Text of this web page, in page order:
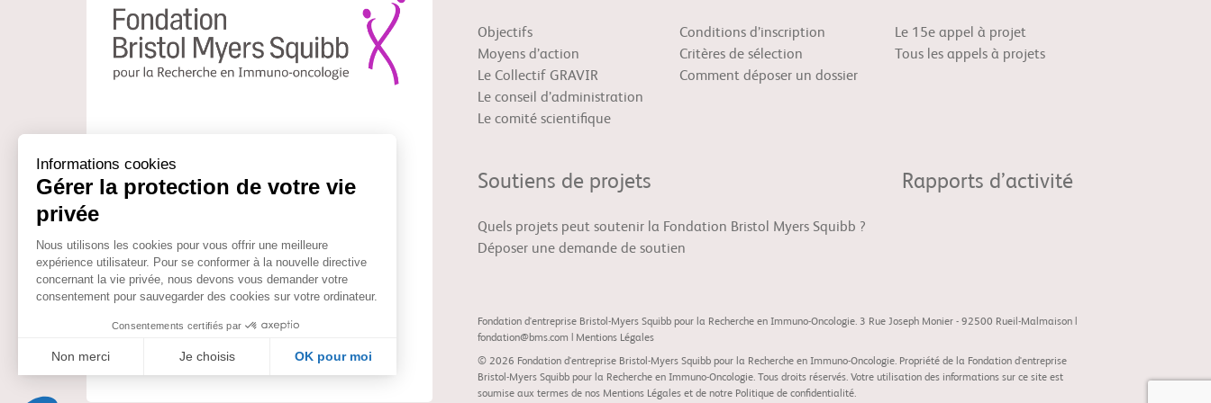
Myers Squibb pour la Recherche en immuno-
oncologie est de soutenir et faciliter le travail
l’immuno-oncologie.
Objectifs
Moyens d’action
Le Collectif GRAVIR
Le conseil d’administration
Le comité scientifique
Conditions d’inscription
Critères de sélection
Comment déposer un dossier
Le 15e appel à projet
Tous les appels à projets
Soutiens de projets
Quels projets peut soutenir la Fondation Bristol Myers Squibb ?
Déposer une demande de soutien
Rapports d’activité
Fondation d'entreprise Bristol-Myers Squibb pour la Recherche en Immuno-Oncologie. 3 Rue Joseph Monier - 92500 Rueil-Malmaison |
fondation@bms.com
Mentions Légales
© 2026 Fondation d'entreprise Bristol-Myers Squibb pour la Recherche en Immuno-Oncologie. Propriété de la Fondation d'entreprise
Bristol-Myers Squibb pour la Recherche en Immuno-Oncologie. Tous droits réservés. Votre utilisation des informations sur ce site est
soumise aux termes de nos Mentions Légales et de notre Politique de confidentialité.